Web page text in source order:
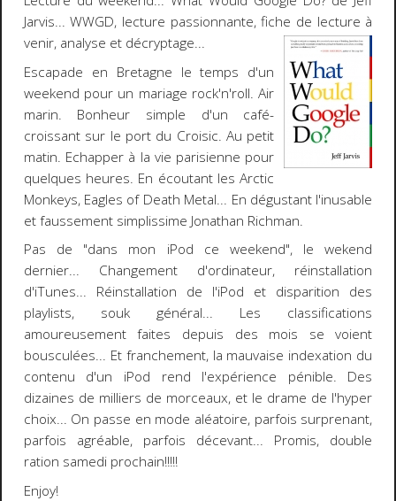
Jarvis...WWGD, lecture passionnante, fiche de lecture à
venir, analyse et décryptage...
Escapade en Bretagne le temps d'un
weekend pour un mariage rock'n'roll. Air
marin. Bonheur simple d'un café-
croissant sur le port du Croisic. Au petit
matin. Echapper à la vie parisienne pour
quelques heures. En écoutant lesArctic
Monkeys, Eagles of Death Metal... En dégustant l'inusable
et faussement simplissime Jonathan Richman.
Pas de "dans mon iPod ce weekend", le wekend
dernier... Changement d'ordinateur, réinstallation
d'iTunes... Réinstallation de l'iPod et disparition des
playlists, souk général... Les classifications
amoureusement faites depuis des mois se voient
bousculées... Et franchement, la mauvaise indexation du
contenu d'un iPod rend l'expérience pénible. Des
dizaines de milliers de morceaux, et le drame de l'hyper
choix... On passe en mode aléatoire, parfois surprenant,
parfois agréable, parfois décevant... Promis, double
ration samedi prochain!!!!!
Enjoy!